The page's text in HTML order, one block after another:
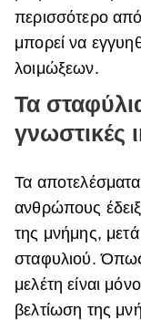
περισσότερο
μπορεί να
λοιμώξεων.
Τα
γνωστικές
Τα
ανθρώπους
της μνήμης,
σταφυλιού. Όπως
μελέτη είναι
βελτίωση της